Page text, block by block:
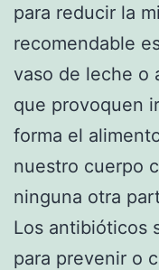
para reducir la
recomendable
vaso de leche o
que provoquen
forma el
nuestro cuerpo
ninguna otra
Los antibióticos
para prevenir o